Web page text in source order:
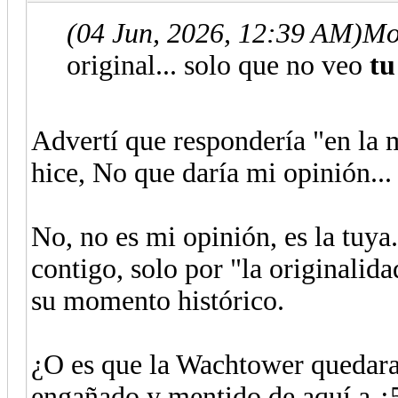
(04 Jun, 2026, 12:39 AM)
original... solo que no veo
Advertí que respondería "en la
hice, No que daría mi opinión...
No, no es mi opinión, es la
contigo, solo por "la
su momento histórico.
¿O es que la Wachtower